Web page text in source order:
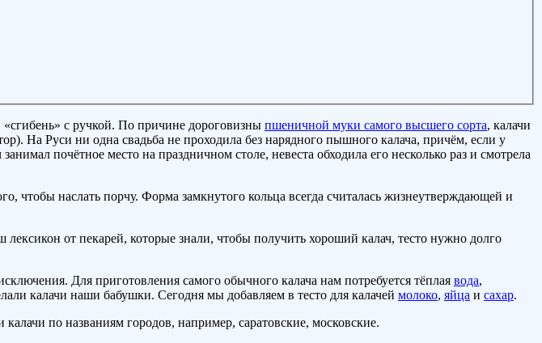
с ручкой. По причине дороговизны пшеничной муки самого высшего сорта, калачи
На Руси ни одна свадьба не проходила без нарядного пышного калача, причём, если у
почётное место на праздничном столе, невеста обходила его несколько раз и смотрела
чтобы наслать порчу. Форма замкнутого кольца всегда считалась жизнеутверждающей и
от пекарей, которые знали, чтобы получить хороший калач, тесто нужно долго
Для приготовления самого обычного калача нам потребуется тёплая вода,
калачи наши бабушки. Сегодня мы добавляем в тесто для калачей молоко, яйца и сахар.
по названиям городов, например, саратовские, московские.